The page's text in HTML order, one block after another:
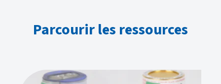
Parcourir les ressources